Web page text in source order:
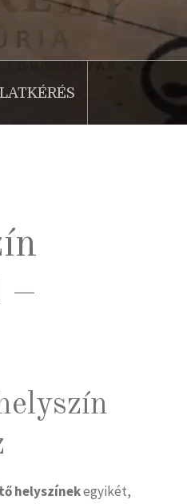
–
helyszínekegyikét,